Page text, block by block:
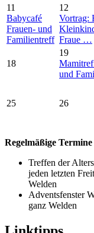
11
Babycafé
Frauen- und
Familientreff
12
Vortrag:
Fraue …
18
19
und
25 26
Regelmäßige Termine
Treffen der
jeden letzten
Welden
Adventsfenster
ganz Welden